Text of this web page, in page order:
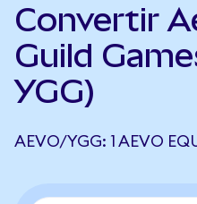
Convertir
Guild
YGG)
AEVO/YGG: 1 AEVO